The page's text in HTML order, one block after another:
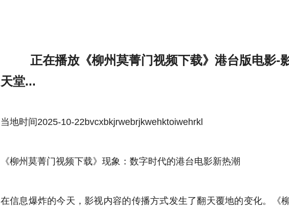
正在播放《柳州莫菁门视频下载》港台版电影-
天堂...
当地时间2025-10-22bvcxbkjrwebrjkwehktoiwehrkl
《柳州莫菁门视频下载》现象：数字时代的港台电影新热潮
在信息爆炸的今天，影视内容的传播方式发生了翻天覆地的变化。《